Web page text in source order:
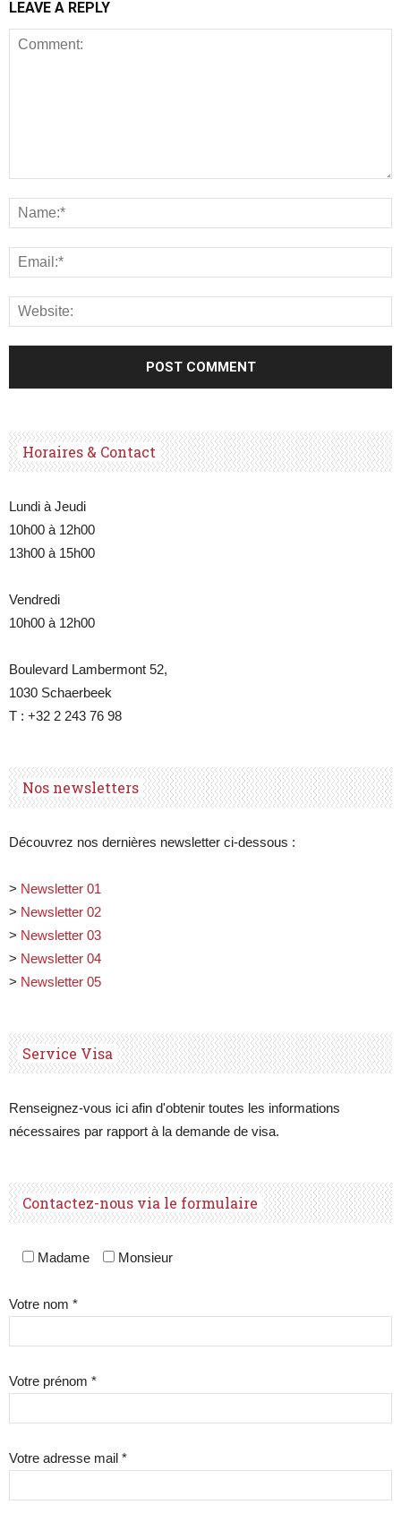
LEAVE A REPLY
Horaires & Contact
Lundi à Jeudi
10h00 à 12h00
13h00 à 15h00
Vendredi
10h00 à 12h00
Boulevard Lambermont 52,
1030 Schaerbeek
T : +32 2 243 76 98
Nos newsletters
Découvrez nos dernières newsletter ci-dessous :
> Newsletter 01
> Newsletter 02
> Newsletter 03
> Newsletter 04
> Newsletter 05
Service Visa
Renseignez-vous ici afin d'obtenir toutes les informations
nécessaires par rapport à la demande de visa.
Contactez-nous via le formulaire
Madame Monsieur
Votre nom *
Votre prénom *
Votre adresse mail *